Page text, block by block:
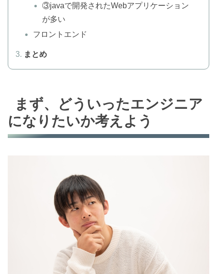
③javaで開発されたWebアプリケーション
が多い
フロントエンド
まとめ
まず、どういったエンジニア
になりたいか考えよう